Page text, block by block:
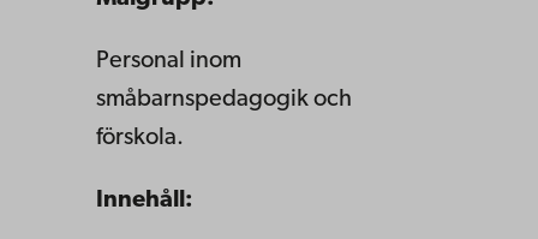
Personal inom
småbarnspedagogik och
förskola.
Innehåll: